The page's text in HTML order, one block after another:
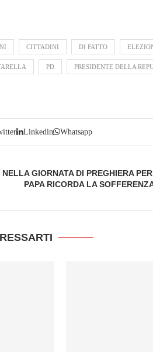
CITTADINI DI FATTO
PD PRESIDENTE DELLA
Linkedin Whatsapp
NELLA GIORNATA DI PREGHIERA
PAPA RICORDA LA